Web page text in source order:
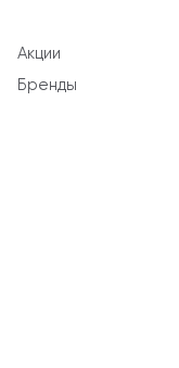
Акции
Бренды